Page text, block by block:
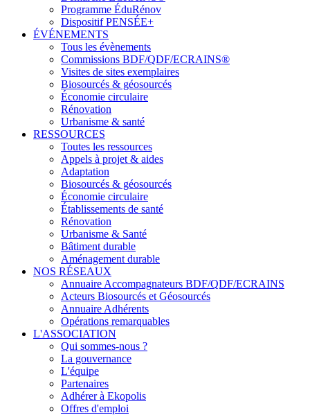
Programme ÉduRénov
Dispositif PENSÉE+
ÉVÉNEMENTS
Tous les évènements
Commissions BDF/QDF/ECRAINS®
Visites de sites exemplaires
Biosourcés & géosourcés
Économie circulaire
Rénovation
Urbanisme & santé
RESSOURCES
Toutes les ressources
Appels à projet & aides
Adaptation
Biosourcés & géosourcés
Économie circulaire
Établissements de santé
Rénovation
Urbanisme & Santé
Bâtiment durable
Aménagement durable
NOS RÉSEAUX
Annuaire Accompagnateurs BDF/QDF/ECRAINS
Acteurs Biosourcés et Géosourcés
Annuaire Adhérents
Opérations remarquables
L'ASSOCIATION
Qui sommes-nous ?
La gouvernance
L'équipe
Partenaires
Adhérer à Ekopolis
Offres d'emploi